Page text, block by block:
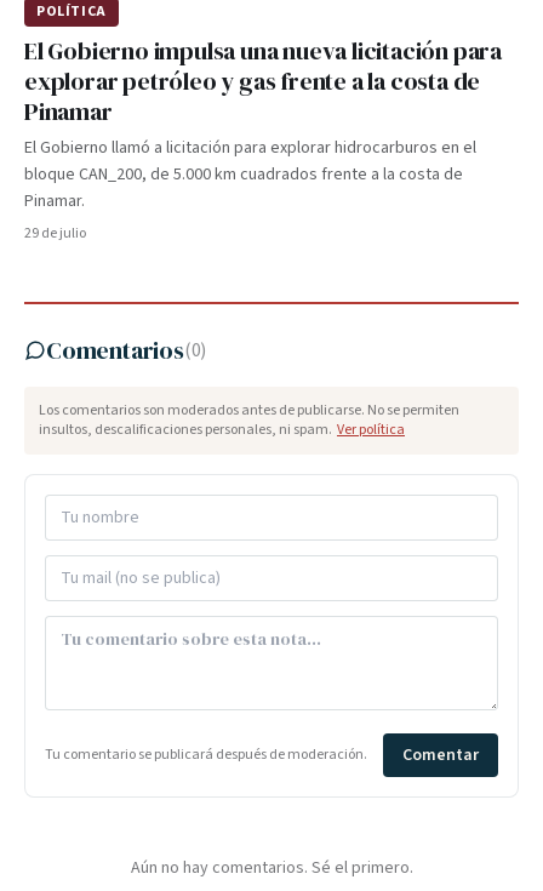
POLÍTICA
El Gobierno impulsa una nueva licitación para
explorar petróleo y gas frente a la costa de
Pinamar
El Gobierno llamó a licitación para explorar hidrocarburos en el
bloque CAN_200, de 5.000 km cuadrados frente a la costa de
Pinamar.
29 de julio
Comentarios(0)
Los comentarios son moderados antes de publicarse. No se permiten
insultos, descalificaciones personales, ni spam. Ver política
Tu comentario se publicará después de moderación. Comentar
Aún no hay comentarios. Sé el primero.